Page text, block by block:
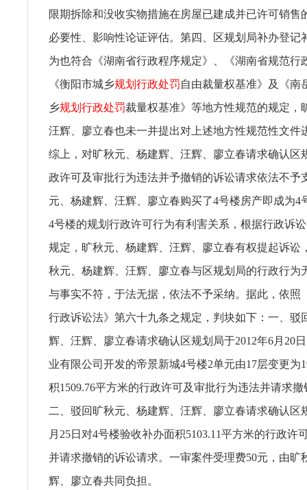
限期拆除和没收实物措施在房屋已建成并已许可销售
必要性、影响性论证评估。第四、区规划局补办登记
为也符合《湖南省行政程序规定》、《湖南省规范行
《衡阳市城乡规划行政处罚自由裁量权基准》及《南
乡规划行政处罚裁量权基准》等地方性规范的规定，
汪辉、廖立春也未一并提出对上述地方性规范性文件
综上，对旷秋元、杨建辉、汪辉、廖立春请求确认区
政许可及审批行为违法并予撤销的诉讼请求依法不予
元、杨建辉、汪辉、廖立春购买了4号楼房产即成为4
4号楼的规划行政许可行为有利害关系，根据行政诉
规定，旷秋元、杨建辉、汪辉、廖立春有权提起诉讼
秋元、杨建辉、汪辉、廖立春与区规划局的行政行为
与事实不符，于法无据，依法不予采纳。据此，依照
行政诉讼法》第六十九条之规定，判块如下：一、驳
辉、汪辉、廖立春请求确认区规划局于2012年6月20
业有限公司开发的帝景新城4号楼2单元由17层变更为
积1509.76平方米的行政许可及审批行为违法并请求
二、驳回旷秋元、杨建辉、汪辉、廖立春请求确认区
月25日对4号楼验收补办面积5103.11平方米的行政许
并请求撤销的诉讼请求。一审案件受理费50元，由旷
辉、廖立春共同负担。